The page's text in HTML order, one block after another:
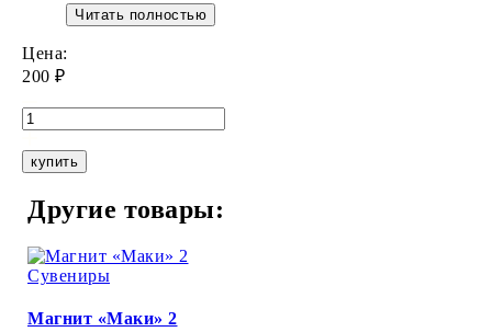
Читать полностью
Цена:
200 ₽
купить
Другие товары:
Сувениры
Магнит «Маки» 2